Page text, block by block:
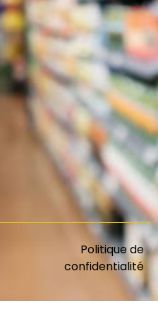
Politique de
confidentialité